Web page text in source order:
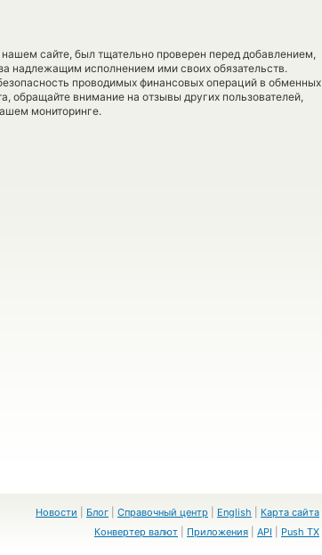
сайте, был тщательно проверен перед добавлением,
надлежащим исполнением ими своих обязательств.
проводимых финансовых операций в обменных
обращайте внимание на отзывы других пользователей,
мониторинге.
Новости Блог Справочный центр English
Карта сайта
Конвертер валют
Приложения API Push TX